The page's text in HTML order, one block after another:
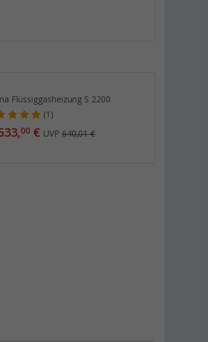
Flüssiggasheizung S 2200
(1)
00 € UVP640,01 €